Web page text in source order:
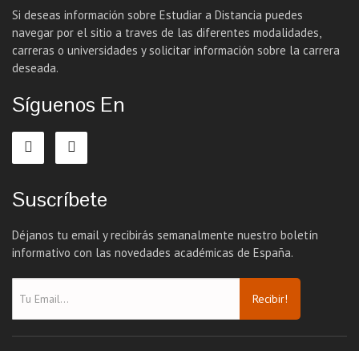
Si deseas información sobre Estudiar a Distancia puedes
navegar por el sitio a traves de las diferentes modalidades,
carreras o universidades y solicitar información sobre la carrera
deseada.
Síguenos En
Suscríbete
Déjanos tu email y recibirás semanalmente nuestro boletín
informativo con las novedades académicas de España.
Recibir!